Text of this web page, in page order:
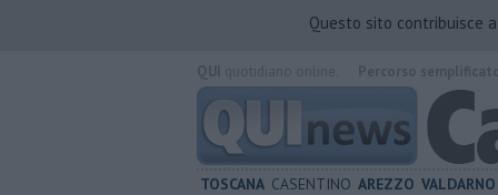
Questo sito contribuisce
TOSCANA CASENTINO AREZZO VALDARNO